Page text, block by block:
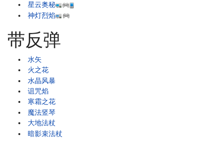
星云奥秘
神灯烈焰
带反弹
水矢
火之花
水晶风暴
诅咒焰
寒霜之花
魔法竖琴
大地法杖
暗影束法杖